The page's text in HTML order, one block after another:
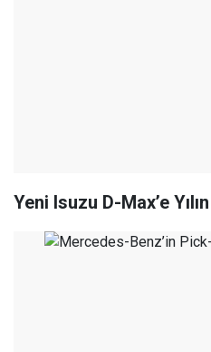
Yeni Isuzu D-Max’e